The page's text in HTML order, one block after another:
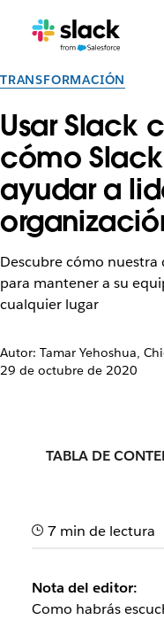
TRANSFORMACIÓN
Usar Slack
cómo
ayudar a
Descubre cómo
para mantener a su
cualquier lugar
Autor: Tamar Yehoshua,
29 de octubre de 2020
TABLA DE
7 min de lectura
Nota del editor:
Como habrás